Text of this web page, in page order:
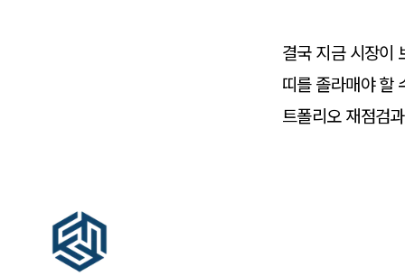
결국 지금 시장이
띠를 졸라매야 할
트폴리오 재점검